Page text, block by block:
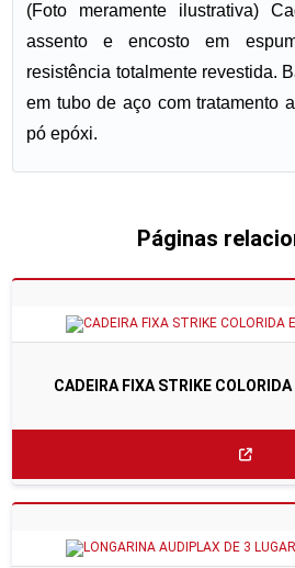
(Foto meramente ilustrativa)
assento e encosto em
resistência totalmente revestida.
em tubo de aço com tratamento
pó epóxi.
Páginas
CADEIRA FIXA STRIKE